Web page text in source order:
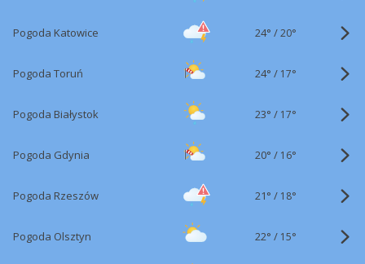
Pogoda Katowice 24° /20°
Pogoda Toruń 24° / 17°
Pogoda Białystok 23° / 17°
Pogoda Gdynia 20° / 16°
Pogoda Rzeszów 21° / 18°
Pogoda Olsztyn 22° / 15°